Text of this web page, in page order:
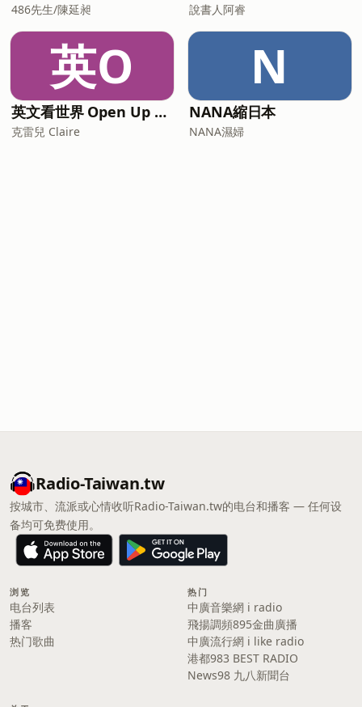
486先生/陳延昶 說書人阿睿
英O
英文看世界 Open Up English with Claire
克雷兒 Claire
N
NANA縮日本
NANA濕婦
Radio-Taiwan.tw
按城市、流派或心情收听Radio-Taiwan.tw的电台和播客 — 任何设
备均可免费使用。
浏览
电台列表
播客
热门歌曲
热门
中廣音樂網 i radio
飛揚調頻895金曲廣播
中廣流行網 i like radio
港都983 BEST RADIO
News98 九八新聞台